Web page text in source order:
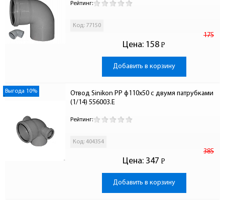
Рейтинг:
Код: 77150
Цена:
175
158 Р
-
Добавить в корзину
Выгода 10%
Отвод Sinikon PP ф110х50 с двумя патрубками
(1/14) 556003.Е
Рейтинг:
Код: 404354
Цена:
385
347 Р
-
Добавить в корзину